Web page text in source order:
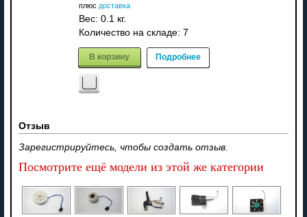
плюс доставка
Вес: 0.1 кг.
Количество на складе: 7
В корзину Подробнее
Отзыв
Зарегистрируйтесь, чтобы создать отзыв.
Посмотрите ещё модели из этой же категории